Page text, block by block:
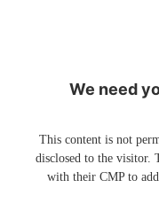
We need
This content is not
disclosed to the visitor.
with their CMP to